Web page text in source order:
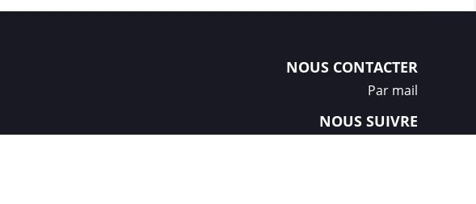
NOUS CONTACTER
Par mail
NOUS SUIVRE